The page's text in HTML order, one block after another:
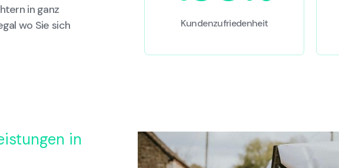
in ganz
wo Sie sich
Kundenzufriedenheit
in